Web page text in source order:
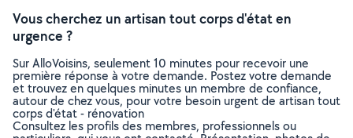
Vous cherchez un artisan tout corps d'état en
urgence ?
Sur AlloVoisins, seulement 10 minutes pour recevoir une
première réponse à votre demande. Postez votre demande
et trouvez en quelques minutes un membre de confiance,
autour de chez vous, pour votre besoin urgent de artisan tout
corps d'état - rénovation
Consultez les profils des membres, professionnels ou